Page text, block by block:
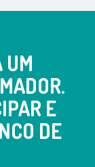
UM
E
DE